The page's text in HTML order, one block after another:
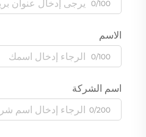
0/100
الاسم
0/100
اسم الشركة
0/200